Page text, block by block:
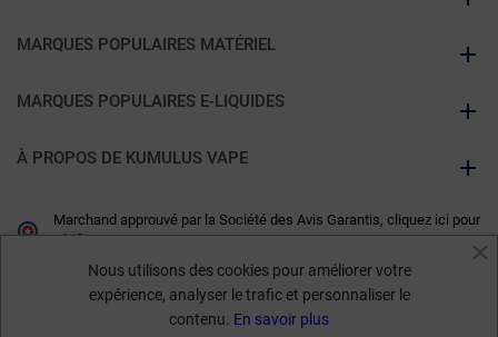
MARQUES POPULAIRES MATÉRIEL
MARQUES POPULAIRES E-LIQUIDES
À PROPOS DE KUMULUS VAPE
Marchand approuvé par la Société des Avis Garantis, cliquez ici pour
vérifier.
Nous utilisons des cookies pour améliorer votre
expérience, analyser le trafic et personnaliser le
contenu. En savoir plus